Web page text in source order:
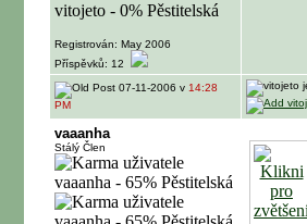
Registrován: May 2006
Příspěvků: 12
07-11-2006 v 14:28
PM
vaaanha
Stálý Člen